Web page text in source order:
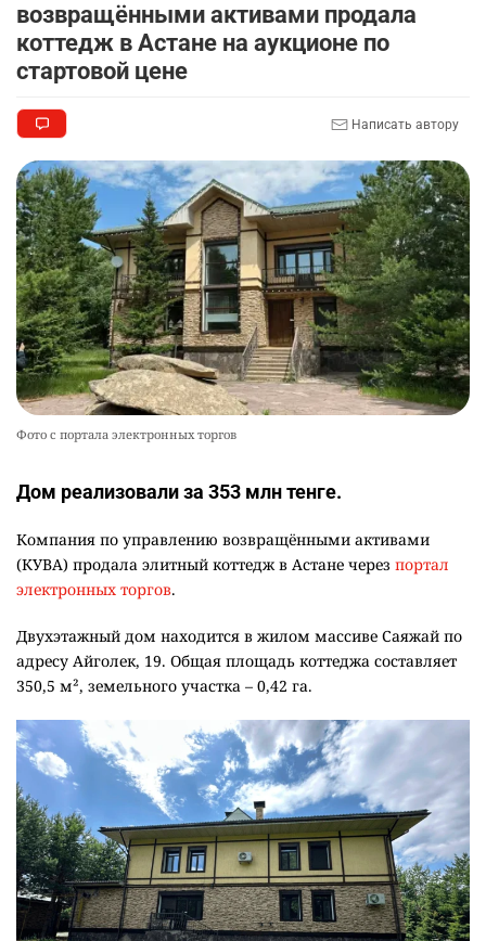
возвращёнными активами продала
коттедж в Астане на аукционе по
стартовой цене
Написать автору
Фото с портала электронных торгов
Дом реализовали за 353 млн тенге.
Компания по управлению возвращёнными активами
(КУВА) продала элитный коттедж в Астане через портал
электронных торгов.
Двухэтажный дом находится в жилом массиве Саяжай по
адресу Айголек, 19. Общая площадь коттеджа составляет
350,5 м², земельного участка – 0,42 га.